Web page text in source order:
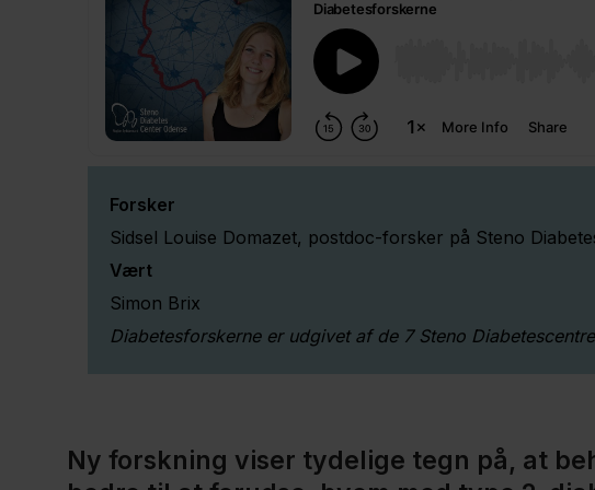
Forsker
Sidsel Louise Domazet, postdoc-forsker på Steno
Vært
Simon Brix
Diabetesforskerne er udgivet af de 7 Steno
Ny forskning viser tydelige tegn på, at